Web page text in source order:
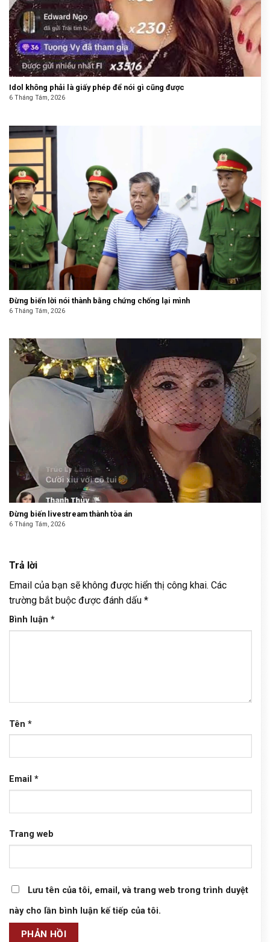
Idol không phải là giấy phép để nói gì cũng được
6 Tháng Tám, 2026
Đừng biến lời nói thành bằng chứng chống lại mình
6 Tháng Tám, 2026
Đừng biến livestream thành tòa án
6 Tháng Tám, 2026
Trả lời
Email của bạn sẽ không được hiển thị công khai. Các
trường bắt buộc được đánh dấu *
Bình luận *
Tên *
Email *
Trang web
Lưu tên của tôi, email, và trang web trong trình duyệt
này cho lần bình luận kế tiếp của tôi.